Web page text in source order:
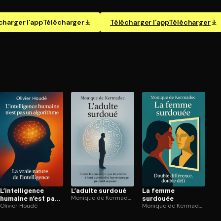
l'appTélécharger Télécharger l'appTélécharger
L’in­tel­li­gence
humaine n’est pas
un algorithme
Olivier Houdé
L’adulte surdoué
Monique de Kermadec
La femme
surdouée
Monique de Kermadec